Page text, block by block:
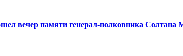
вечер памяти генерал-полковника Солтана